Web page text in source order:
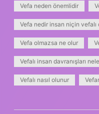
Vefa neden önemlidir
Vefa nedir insan niçin vefalı
Vefa olmazsa ne olur
Vefalı insan davranışları
Vefalı nasıl olunur